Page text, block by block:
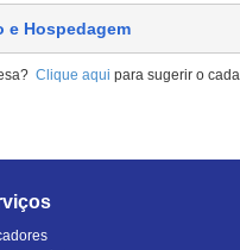
e Hospedagem
Clique aqui para sugerir o